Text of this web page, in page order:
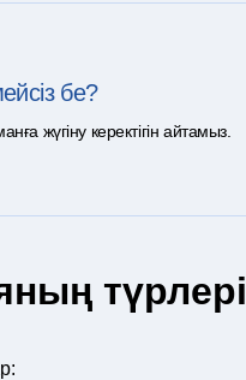
бе?
жүгіну керектігін айтамыз.
түрлері